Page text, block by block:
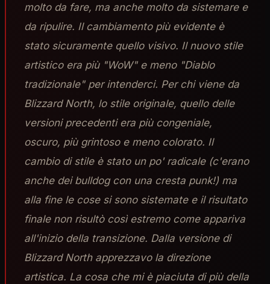
molto da fare, ma anche molto da sistemare e
da ripulire. Il cambiamento più evidente è
stato sicuramente quello visivo. Il nuovo stile
artistico era più "WoW" e meno "Diablo
tradizionale" per intenderci. Per chi viene da
Blizzard North, lo stile originale, quello delle
versioni precedenti era più congeniale,
oscuro, più grintoso e meno colorato. Il
cambio di stile è stato un po' radicale (c'erano
anche dei bulldog con una cresta punk!) ma
alla fine le cose si sono sistemate e il risultato
finale non risultò così estremo come appariva
all'inizio della transizione. Dalla versione di
Blizzard North apprezzavo la direzione
artistica. La cosa che mi è piaciuta di più della